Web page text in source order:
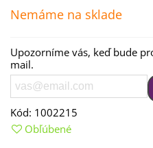
Nemáme na sklade
Upozorníme vás, keď bude
mail.
Kód: 1002215
Obľúbené